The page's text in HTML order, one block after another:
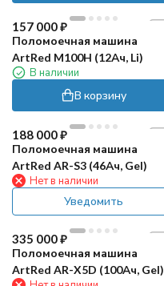
157 000₽
Поломоечная машина
ArtRed M100H (12Ач, Li)
В наличии
В корзину
188 000₽
Поломоечная машина
ArtRed AR-S3 (46Ач, Gel)
Нет в наличии
Уведомить
335 000₽
Поломоечная машина
ArtRed AR-X5D (100Ач, Gel)